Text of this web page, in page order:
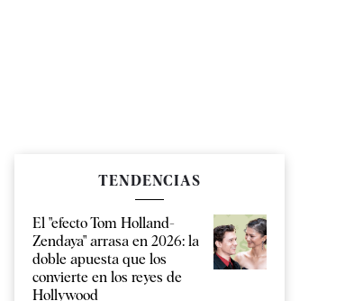
TENDENCIAS
El "efecto Tom Holland-
Zendaya" arrasa en 2026: la
doble apuesta que los
convierte en los reyes de
Hollywood